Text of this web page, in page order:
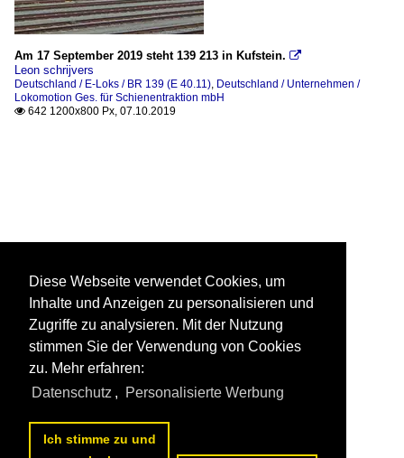
Am 17 September 2019 steht 139 213 in Kufstein. 
Leon schrijvers
Deutschland / E-Loks / BR 139 (E 40.11), Deutschland / Unternehmen /
Lokomotion Ges. für Schienentraktion mbH
 642 1200x800 Px, 07.10.2019
Diese Webseite verwendet Cookies, um
Inhalte und Anzeigen zu personalisieren und
Zugriffe zu analysieren. Mit der Nutzung
stimmen Sie der Verwendung von Cookies
zu. Mehr erfahren:
Datenschutz , Personalisierte Werbung
Ich stimme zu und